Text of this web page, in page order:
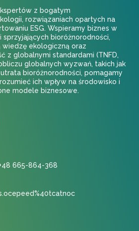
z bogatym
rozwiązaniach opartych na
ESG. Wspieramy biznes w
bioróżnorodności,
wiedzę ekologiczną oraz
z globalnymi standardami (TNFD,
obliczu globalnych wyzwań, takich jak
bioróżnorodności, pomagamy
ich wpływ na środowisko i
modele biznesowe.
665-864-368